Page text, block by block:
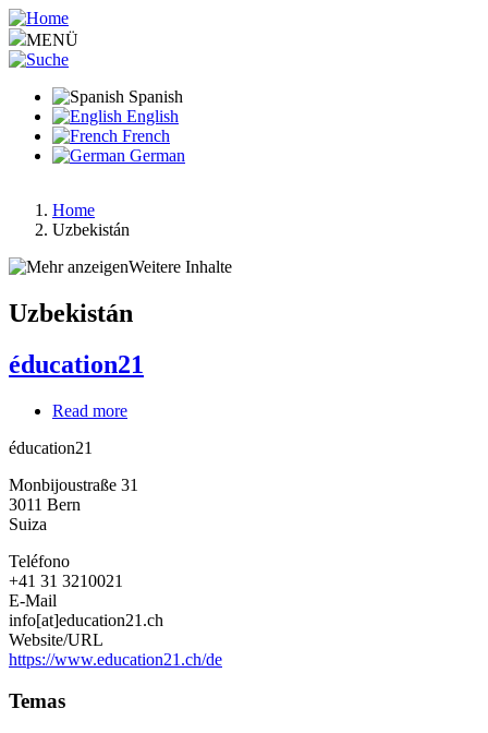
Pasar
al
contenido
MENÜ
Spanish
English
French
German
Ruta
de
Home
Uzbekistán
Weitere Inhalte
Uzbekistán
éducation21
Read more
éducation21
Monbijoustraße 31
3011 Bern
Suiza
Teléfono
+41 31 3210021
E-Mail
info[at]education21.ch
Website/URL
https://www.education21.ch/de
Temas